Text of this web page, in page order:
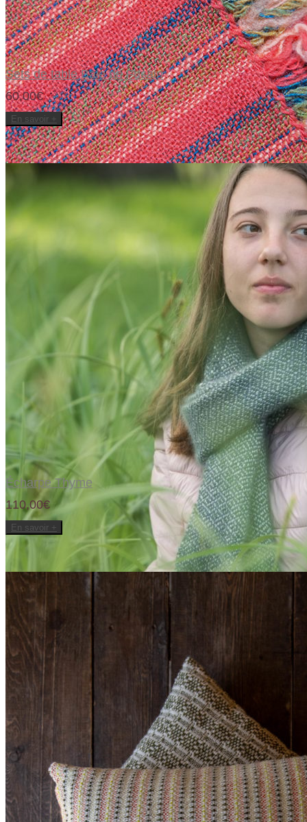
Ajouter à la liste d’envies
Ajouter à la liste d’envies
Sets de table Baie de Fusain
60,00€
En savoir +
Écharpe Thyme
110,00€
En savoir +